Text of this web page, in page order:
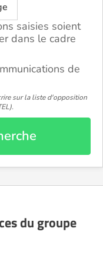
saisies soient
dans le cadre
de
sur la liste d'opposition
du groupe